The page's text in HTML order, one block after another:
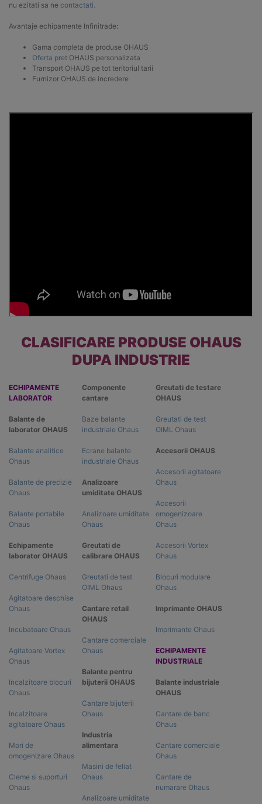
nu ezitati sa ne contactati.
Avantaje echipamente Infinitrade:
Gama completa de produse OHAUS
Oferta pret OHAUS personalizata
Transport OHAUS pe tot teritoriul tarii
Furnizor OHAUS de incredere
CLASIFICARE PRODUSE OHAUS
DUPA INDUSTRIE
ECHIPAMENTE
LABORATOR
Balante de
laborator OHAUS
Balante analitice
Ohaus
Balante de precizie
Ohaus
Balante portabile
Ohaus
Echipamente
laborator OHAUS
Centrifuge Ohaus
Agitatoare deschise
Ohaus
Incubatoare Ohaus
Agitatoare Vortex
Ohaus
Incalzitoare blocuri
Ohaus
Incalzitoare
agitatoare Ohaus
Mori de
omogenizare Ohaus
Cleme si suporturi
Ohaus
Componente
cantare
Baze balante
industriale Ohaus
Ecrane balante
industriale Ohaus
Analizoare
umiditate OHAUS
Analizoare umiditate
Ohaus
Greutati de
calibrare OHAUS
Greutati de test
OIML Ohaus
Cantare retail
OHAUS
Cantare comerciale
Ohaus
Balante pentru
bijuterii OHAUS
Cantare bijuterii
Ohaus
Industria
alimentara
Masini de feliat
Ohaus
Analizoare umiditate
Greutati de testare
OHAUS
Greutati de test
OIML Ohaus
Accesorii OHAUS
Accesorii agitatoare
Ohaus
Accesorii
omogenizoare
Ohaus
Accesorii Vortex
Ohaus
Blocuri modulare
Ohaus
Imprimante OHAUS
Imprimante Ohaus
ECHIPAMENTE
INDUSTRIALE
Balante industriale
OHAUS
Cantare de banc
Ohaus
Cantare comerciale
Ohaus
Cantare de
numarare Ohaus